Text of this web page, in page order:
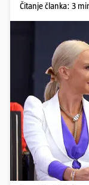
Čitanje članka: 3